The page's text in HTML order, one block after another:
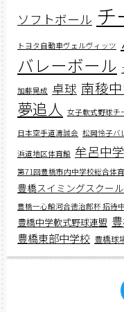
ソフトボール チ
トヨタ自動車ヴェルヴィッツ
バレーボール
加藤晃成 卓球 南稜
夢追人 女子軟式野球チ
日本空手道濤誠会 松岡怜子バ
浜道地区体育館 牟呂中
第71回豊橋市内中学校総合体
豊橋スイミングスクール
豊橋一心館河合徳治郎杯 招待
豊橋中学軟式野球連盟
豊橋東部中学校 豊橋球